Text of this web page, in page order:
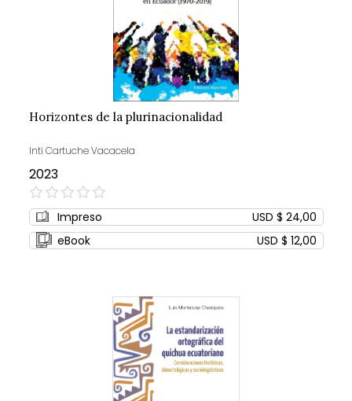
Horizontes de la plurinacionalidad
Inti Cartuche Vacacela
2023
0%
Impreso
USD $ 24,00
eBook
USD $ 12,00